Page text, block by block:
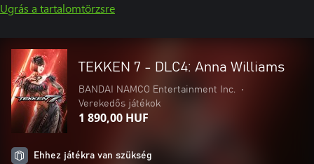
Ugrás a tartalomtörzsre
TEKKEN 7 - DLC4: Anna Williams
BANDAI NAMCO Entertainment Inc.
•
Verekedős játékok
1 890,00 HUF
Ehhez játékra van szükség